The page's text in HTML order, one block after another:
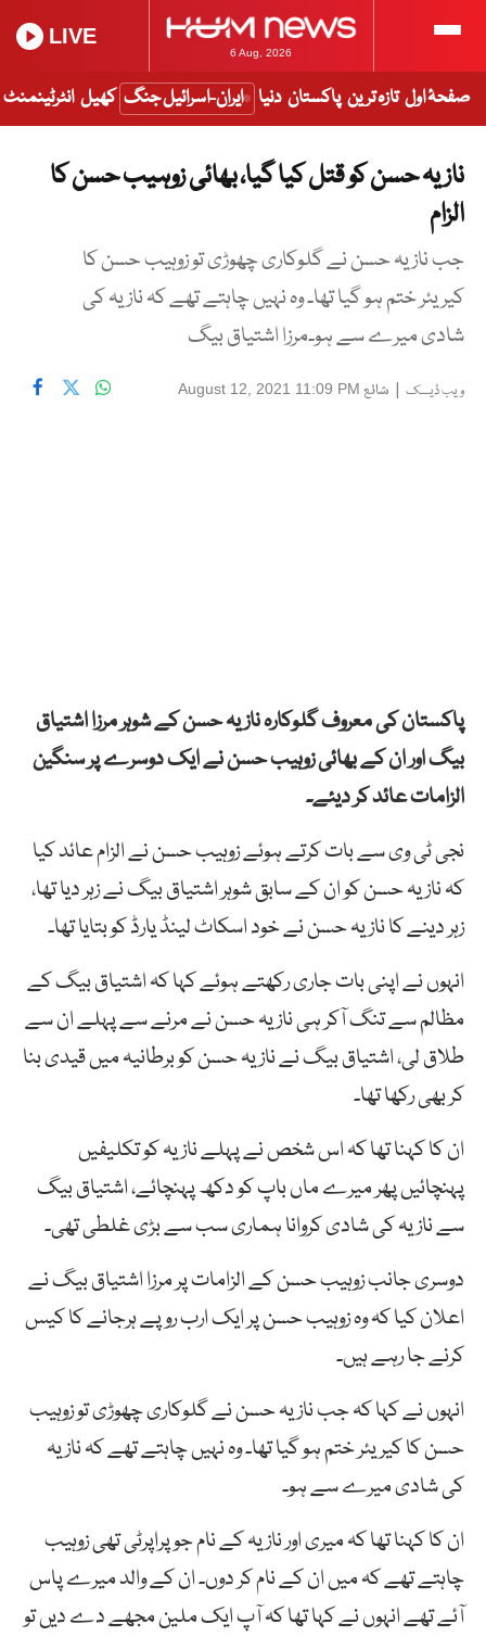
6 Aug, 2026
LIVE
صفحۂ اول تازہ ترین پاکستان دنیا ایران-اسرائیل جنگ کھیل انٹرٹینمنٹ
نازیہ حسن کو قتل کیا گیا، بھائی زوہیب حسن کا
الزام
جب نازیہ حسن نے گلوکاری چھوڑی تو زوہیب حسن کا
کیریئر ختم ہو گیا تھا۔ وہ نہیں چاہتے تھے کہ نازیہ کی
شادی میرے سے ہو۔مرزا اشتیاق بیگ
ویب ڈیسک | شائع August 12, 2021 11:09 PM
پاکستان کی معروف گلوکارہ نازیہ حسن کے شوہر مرزا اشتیاق
بیگ اور ان کے بھائی زوہیب حسن نے ایک دوسرے پر سنگین
الزامات عائد کر دیئے۔
نجی ٹی وی سے بات کرتے ہوئے زوہیب حسن نے الزام عائد کیا
کہ نازیہ حسن کو ان کے سابق شوہر اشتیاق بیگ نے زہر دیا تھا،
زہر دینے کا نازیہ حسن نے خود اسکاٹ لینڈ یارڈ کو بتایا تھا۔
انہوں نے اپنی بات جاری رکھتے ہوئے کہا کہ اشتیاق بیگ کے
مظالم سے تنگ آکر ہی نازیہ حسن نے مرنے سے پہلے ان سے
طلاق لی، اشتیاق بیگ نے نازیہ حسن کو برطانیہ میں قیدی بنا
کر بھی رکھا تھا۔
ان کا کہنا تھا کہ اس شخص نے پہلے نازیہ کو تکلیفیں
پہنچائیں پھر میرے ماں باپ کو دکھ پہنچائے، اشتیاق بیگ
سے نازیہ کی شادی کروانا ہماری سب سے بڑی غلطی تھی۔
دوسری جانب زوہیب حسن کے الزامات پر مرزا اشتیاق بیگ نے
اعلان کیا کہ وہ زوہیب حسن پر ایک ارب روپے ہرجانے کا کیس
کرنے جا رہے ہیں۔
انہوں نے کہا کہ جب نازیہ حسن نے گلوکاری چھوڑی تو زوہیب
حسن کا کیریئر ختم ہو گیا تھا۔ وہ نہیں چاہتے تھے کہ نازیہ
کی شادی میرے سے ہو۔
ان کا کہنا تھا کہ میری اور نازیہ کے نام جو پراپرٹی تھی زوہیب
چاہتے تھے کہ میں ان کے نام کر دوں۔ ان کے والد میرے پاس
آئے تھے انہوں نے کہا تھا کہ آپ ایک ملین مجھے دے دیں تو